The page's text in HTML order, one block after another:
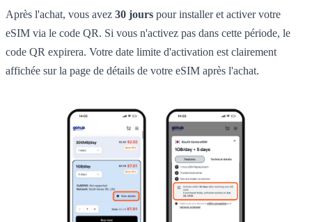
Après l'achat, vous avez 30 jours pour installer et activer votre
eSIM via le code QR. Si vous n'activez pas dans cette période, le
code QR expirera. Votre date limite d'activation est clairement
affichée sur la page de détails de votre eSIM après l'achat.